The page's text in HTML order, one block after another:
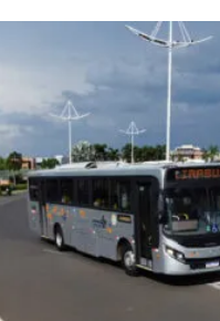
Executiva – 1 vaga
Reparador de Redes
de Dados – 5 vagas
– 2 vagas
Nutrição – 1 vaga
de telemarketing Ativo
– 10 vagas
de Enfermagem – 41